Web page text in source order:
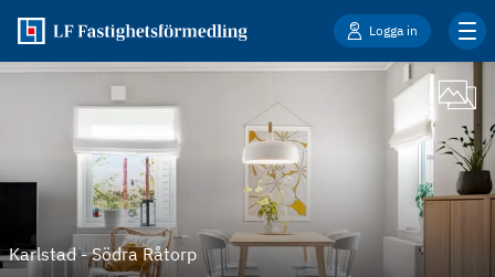
Logga in
Karlstad-Södra Råtorp